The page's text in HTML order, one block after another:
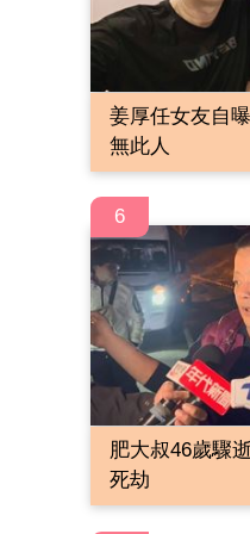
姜厚任女友自
無此人
6
肥大叔46歲驟
死劫